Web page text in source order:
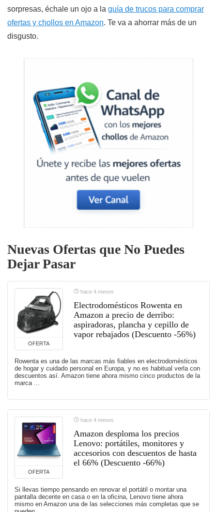
sorpresas, échale un ojo a la guía de trucos para comprar
ofertas y chollos en Amazon. Te va a ahorrar más de un
disgusto.
Nuevas Ofertas que No Puedes
Dejar Pasar
OFERTA
hace 4 meses
Electrodomésticos Rowenta en
Amazon a precio de derribo:
aspiradoras, plancha y cepillo de
vapor rebajados (Descuento -56%)
Rowenta es una de las marcas más fiables en electrodomésticos
de hogar y cuidado personal en Europa, y no es habitual verla con
descuentos así. Amazon tiene ahora mismo cinco productos de la
marca ...
OFERTA
hace 4 meses
Amazon desploma los precios
Lenovo: portátiles, monitores y
accesorios con descuentos de hasta
el 66% (Descuento -66%)
Si llevas tiempo pensando en renovar el portátil o montar una
pantalla decente en casa o en la oficina, Lenovo tiene ahora
mismo en Amazon una de las selecciones más completas que se